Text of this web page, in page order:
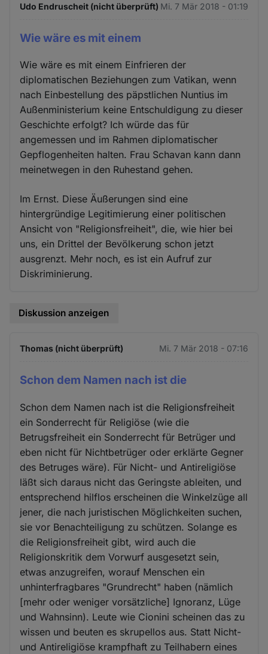
Udo Endruscheit (nicht überprüft) Mi. 7 Mär 2018 - 01:19
Wie wäre es mit einem
Wie wäre es mit einem Einfrieren der
diplomatischen Beziehungen zum Vatikan, wenn
nach Einbestellung des päpstlichen Nuntius im
Außenministerium keine Entschuldigung zu dieser
Geschichte erfolgt? Ich würde das für
angemessen und im Rahmen diplomatischer
Gepflogenheiten halten. Frau Schavan kann dann
meinetwegen in den Ruhestand gehen.
Im Ernst. Diese Äußerungen sind eine
hintergründige Legitimierung einer politischen
Ansicht von "Religionsfreiheit", die, wie hier bei
uns, ein Drittel der Bevölkerung schon jetzt
ausgrenzt. Mehr noch, es ist ein Aufruf zur
Diskriminierung.
Diskussion anzeigen
Thomas (nicht überprüft) Mi. 7 Mär 2018 - 07:16
Schon dem Namen nach ist die
Schon dem Namen nach ist die Religionsfreiheit
ein Sonderrecht für Religiöse (wie die
Betrugsfreiheit ein Sonderrecht für Betrüger und
eben nicht für Nichtbetrüger oder erklärte Gegner
des Betruges wäre). Für Nicht- und Antireligiöse
läßt sich daraus nicht das Geringste ableiten, und
entsprechend hilflos erscheinen die Winkelzüge all
jener, die nach juristischen Möglichkeiten suchen,
sie vor Benachteiligung zu schützen. Solange es
die Religionsfreiheit gibt, wird auch die
Religionskritik dem Vorwurf ausgesetzt sein,
etwas anzugreifen, worauf Menschen ein
unhinterfragbares "Grundrecht" haben (nämlich
[mehr oder weniger vorsätzliche] Ignoranz, Lüge
und Wahnsinn). Leute wie Cionini scheinen das zu
wissen und beuten es skrupellos aus. Statt Nicht-
und Antireligiöse krampfhaft zu Teilhabern eines